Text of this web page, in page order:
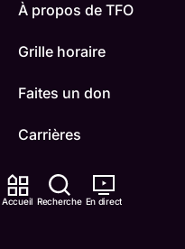
Accueil Recherche En direct
À propos de TFO
Grille horaire
Faites un don
Carrières
TFO Apprendre à la